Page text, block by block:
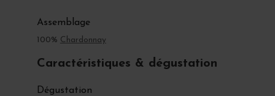
Assemblage
100% Chardonnay
Caractéristiques & dégustation
Dégustation